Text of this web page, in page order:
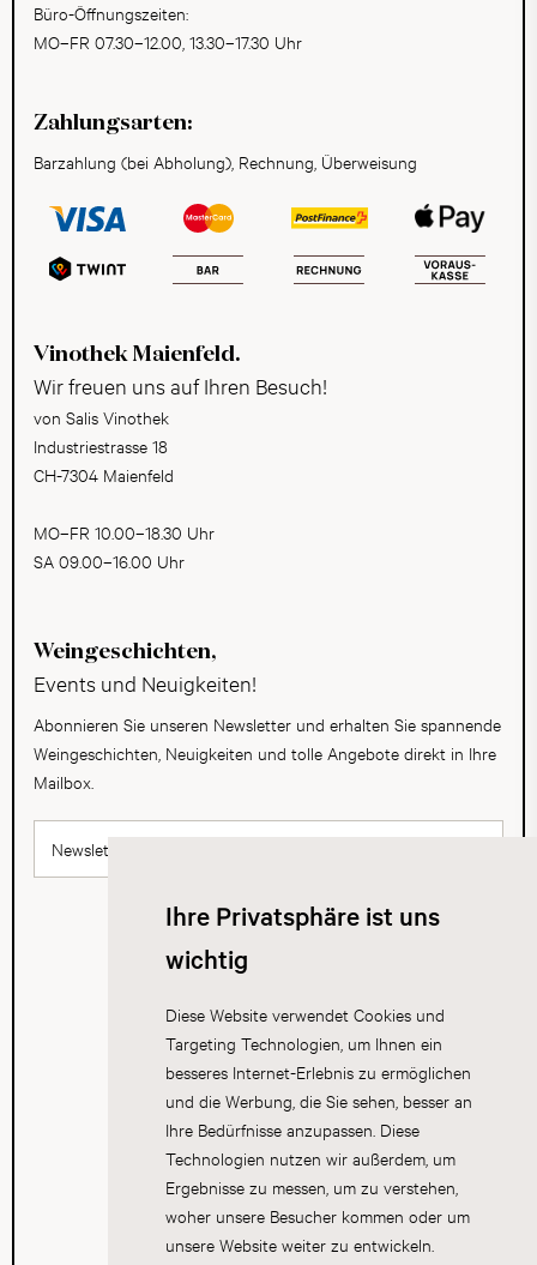
Ihre Privatsphäre ist uns
wichtig
Diese Website verwendet Cookies und
Targeting Technologien, um Ihnen ein
besseres Internet-Erlebnis zu ermöglichen
und die Werbung, die Sie sehen, besser an
Ihre Bedürfnisse anzupassen. Diese
Technologien nutzen wir außerdem, um
Ergebnisse zu messen, um zu verstehen,
woher unsere Besucher kommen oder um
unsere Website weiter zu entwickeln.
Büro-Öffnungszeiten:
MO–FR 07.30–12.00, 13.30–17.30 Uhr
Zahlungsarten:
Barzahlung (bei Abholung), Rechnung, Überweisung
Vinothek Maienfeld.
Wir freuen uns auf Ihren Besuch!
von Salis Vinothek
Industriestrasse 18
CH-7304 Maienfeld
MO–FR 10.00–18.30 Uhr
SA 09.00–16.00 Uhr
Weingeschichten,
Events und Neuigkeiten!
Abonnieren Sie unseren Newsletter und erhalten Sie spannende
Weingeschichten, Neuigkeiten und tolle Angebote direkt in Ihre
Mailbox.
Newsletter abonnieren